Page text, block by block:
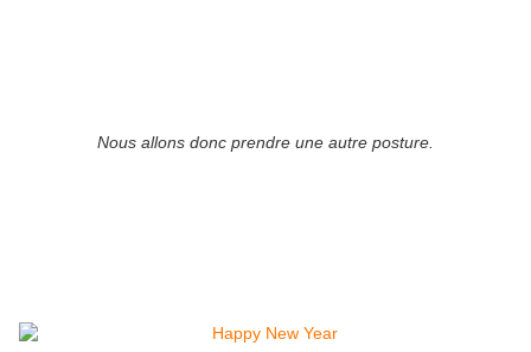
Nous allons donc prendre une autre posture.